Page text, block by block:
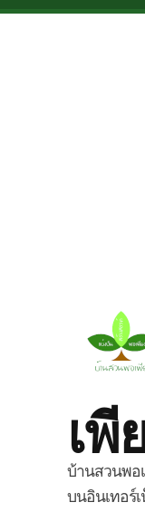
Skip to main content
เพี
บ้านสวนพอ
บนอินเทอร์